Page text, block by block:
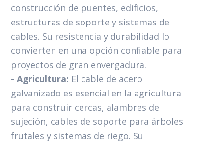
construcción de puentes, edificios,
estructuras de soporte y sistemas de
cables. Su resistencia y durabilidad lo
convierten en una opción confiable para
proyectos de gran envergadura.
- Agricultura: El cable de acero
galvanizado es esencial en la agricultura
para construir cercas, alambres de
sujeción, cables de soporte para árboles
frutales y sistemas de riego. Su